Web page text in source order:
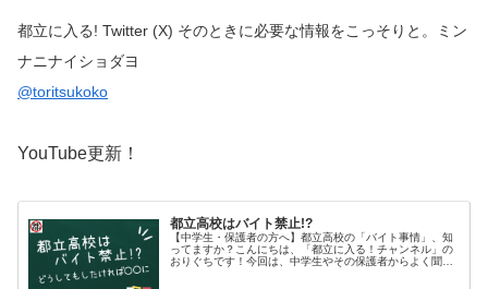
都立に入る! Twitter (X) そのときに必要な情報をこっそりと。ミン
ナニナイショダヨ
@toritsukoko
YouTube更新！
都立高校はバイト禁止!?
【中学生・保護者の方へ】都立高校の「バイト事情」、知
ってますか？こんにちは、「都立に入る！チャンネル」の
おりぐちです！今回は、中学生やその保護者からよく聞か